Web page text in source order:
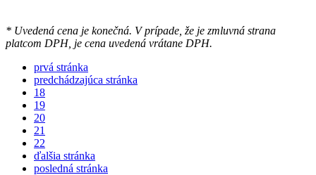
* Uvedená cena je konečná. V prípade, že je zmluvná strana
platcom DPH, je cena uvedená vrátane DPH.
prvá stránka
predchádzajúca stránka
18
19
20
21
22
ďalšia stránka
posledná stránka